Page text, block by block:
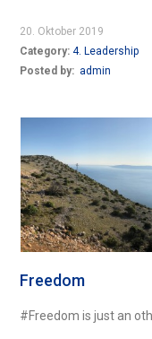
20. Oktober 2019
Category:4. Leadership
Posted by: admin
Freedom
#Freedom is just an